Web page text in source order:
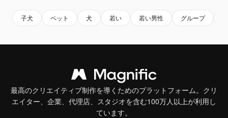
子犬 ペット 犬 若い 若い男性 グループ
最高のクリエイティブ制作を導くためのプラットフォーム。クリ
エイター、企業、代理店、スタジオを含む100万人以上が利用し
ています。